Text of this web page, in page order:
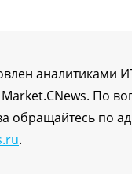
аналитиками
По
обращайтесь по
.